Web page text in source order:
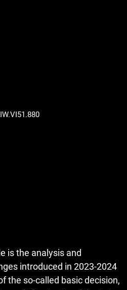
is the analysis and
introduced in 2023-2024
the so-called basic decision,